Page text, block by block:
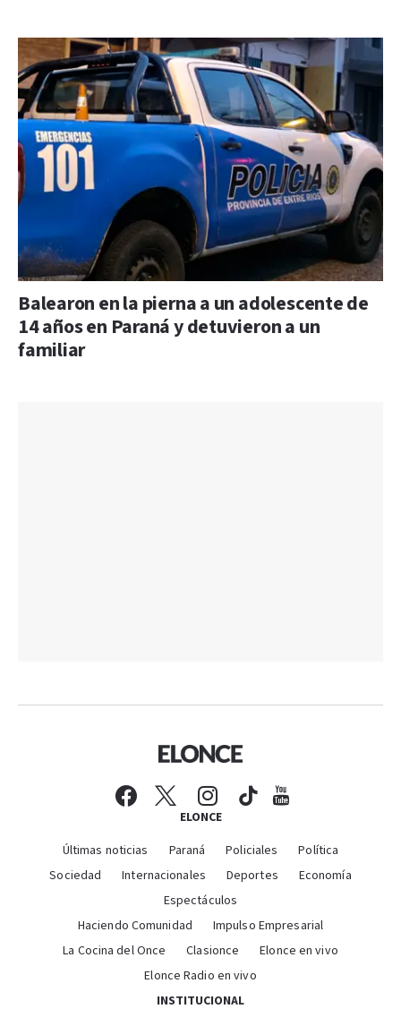
Balearon en la pierna a un adolescente de
14 años en Paraná y detuvieron a un
familiar
ELONCE
Últimas noticias Paraná Policiales
Política
Sociedad
Internacionales Deportes
Economía
Espectáculos
Haciendo Comunidad
Impulso Empresarial
La Cocina del Once
Clasionce
Elonce en vivo
Elonce Radio en vivo
INSTITUCIONAL